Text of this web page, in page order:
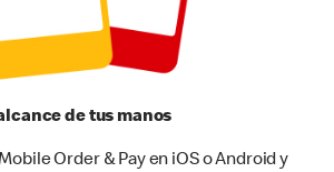
de tus manos
Order & Pay en iOS o Android y